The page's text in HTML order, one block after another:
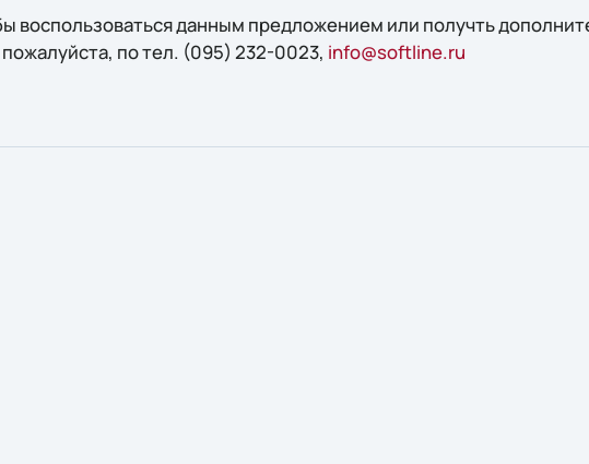
воспользоваться данным предложением или получть
по тел. (095) 232-0023, info@softline.ru